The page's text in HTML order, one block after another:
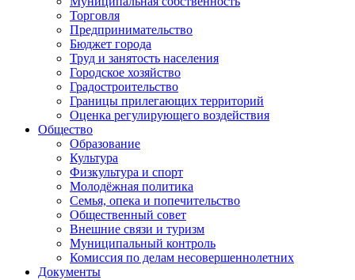
Торговля
Предпринимательство
Бюджет города
Труд и занятость населения
Городское хозяйство
Градостроительство
Границы прилегающих территорий
Оценка регулирующего воздействия
Общество
Образование
Культура
Физкультура и спорт
Молодёжная политика
Семья, опека и попечительство
Общественный совет
Внешние связи и туризм
Муниципальный контроль
Комиссия по делам несовершеннолетних
Документы